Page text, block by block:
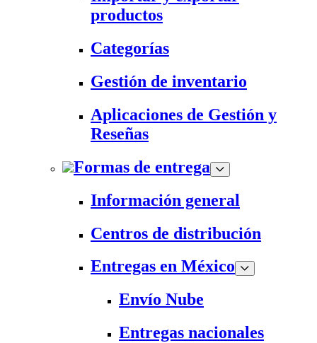
productos
Categorías
Gestión de inventario
Aplicaciones de Gestión y
Reseñas
Formas de entrega
Información general
Centros de distribución
Entregas en México
Envío Nube
Entregas nacionales